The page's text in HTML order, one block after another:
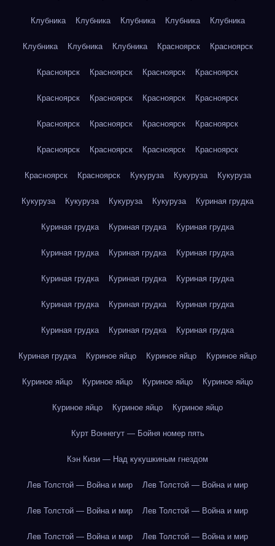
Клубника Клубника Клубника Клубника Клубника
Клубника Клубника Клубника Красноярск Красноярск
Красноярск Красноярск Красноярск Красноярск
Красноярск Красноярск Красноярск Красноярск
Красноярск Красноярск Красноярск Красноярск
Красноярск Красноярск Красноярск Красноярск
Красноярск Красноярск Кукуруза Кукуруза Кукуруза
Кукуруза Кукуруза Кукуруза Кукуруза Куриная грудка
Куриная грудка Куриная грудка Куриная грудка
Куриная грудка Куриная грудка Куриная грудка
Куриная грудка Куриная грудка Куриная грудка
Куриная грудка Куриная грудка Куриная грудка
Куриная грудка Куриная грудка Куриная грудка
Куриная грудка Куриное яйцо Куриное яйцо Куриное яйцо
Куриное яйцо Куриное яйцо Куриное яйцо Куриное яйцо
Куриное яйцо Куриное яйцо Куриное яйцо
Курт Воннегут — Бойня номер пять
Кэн Кизи — Над кукушкиным гнездом
Лев Толстой — Война и мир Лев Толстой — Война и мир
Лев Толстой — Война и мир Лев Толстой — Война и мир
Лев Толстой — Война и мир Лев Толстой — Война и мир